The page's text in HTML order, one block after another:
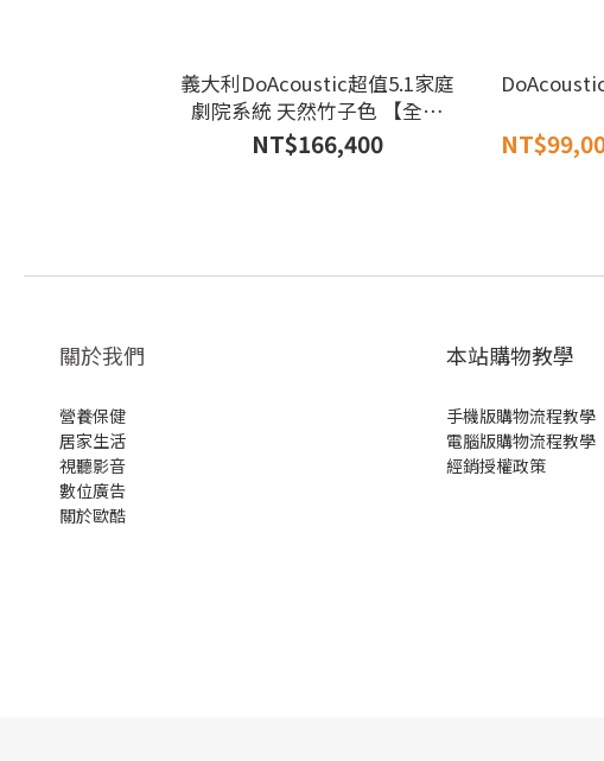
義大利DoAcoustic超值5.1家庭
劇院系統 天然竹子色 【全新
品】
NT$166,400
關於我們
營養保健
居家生活
視聽影音
數位廣告
關於歐酷
本站購物教學
手機版購物流程教學
電腦版購物流程教學
經銷授權政策